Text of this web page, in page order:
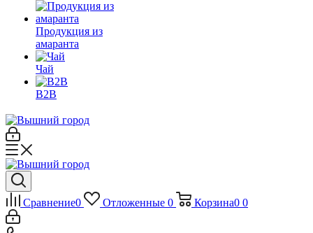
Продукция из
амаранта
Чай
B2B
Сравнение0 Отложенные 0 Корзина0 0